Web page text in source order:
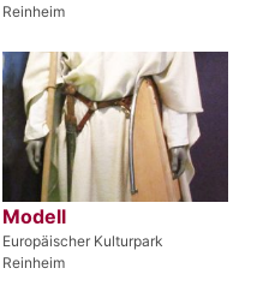
Reinheim
Modell
Europäischer Kulturpark
Reinheim